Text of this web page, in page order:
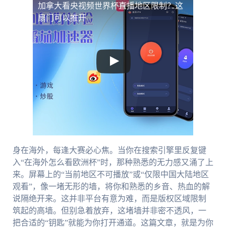
加拿大看央视频世界杯直播地区限制？这
扇门可以推开
身在海外，每逢大赛必心焦。当你在搜索引擎里反复键
入“在海外怎么看欧洲杯”时，那种熟悉的无力感又涌了上
来。屏幕上的“当前地区不可播放”或“仅限中国大陆地区
观看”，像一堵无形的墙，将你和熟悉的乡音、热血的解
说隔绝开来。这并非平台有意为难，而是版权区域限制
筑起的高墙。但别急着放弃，这堵墙并非密不透风，一
把合适的“钥匙”就能为你打开通道。这篇文章，就是为你